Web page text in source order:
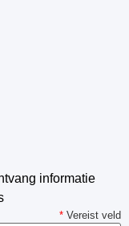
informatie
* Vereist veld